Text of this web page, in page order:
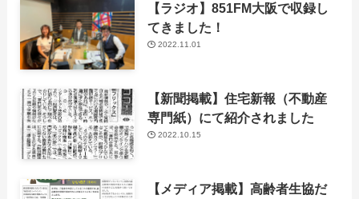
【ラジオ】851FM大阪で収録し
てきました！
2022.11.01
【新聞掲載】住宅新報（不動産
専門紙）にて紹介されました
2022.10.15
【メディア掲載】高齢者生協だ